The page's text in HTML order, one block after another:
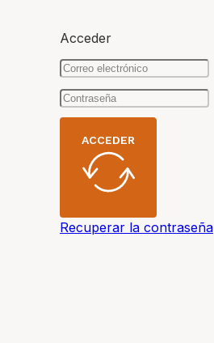
Acceder
ACCEDER
Recuperar la contraseña